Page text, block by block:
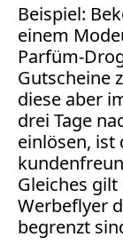
Beispiel:
einem
Parfüm-
Gutscheine
diese aber
drei Tage
einlösen, ist
Gleiches
Werbeflyer
begrenzt
Urheberrecht
Verbraucherrecht
Volle
Kanne
WDR
Werbung
ZDF
online